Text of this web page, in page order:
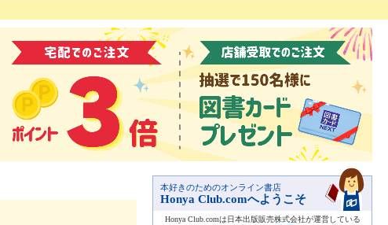
本好きのためのオンライン書店
Honya Club.comへようこそ
Honya Club.comは日本出版販売株式会社が運営している